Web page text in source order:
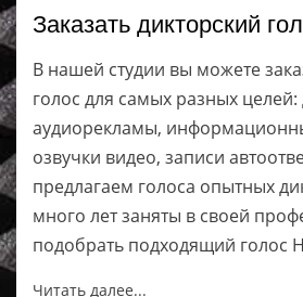
Заказать дикторский
В нашей студии вы можете
голос для самых разных целей:
аудиорекламы,
озвучки видео, записи
предлагаем голоса опытных
много лет заняты в своей
подобрать подходящий голос
Читать далее...